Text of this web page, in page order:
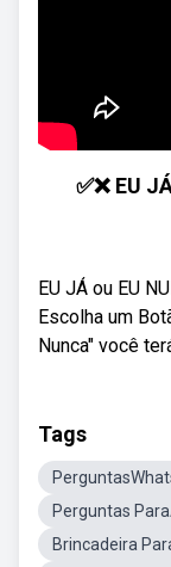
✅❌ EU
EU JÁ ou EU
Escolha um
Nunca" você
Tags
Perguntas
Brincadeira